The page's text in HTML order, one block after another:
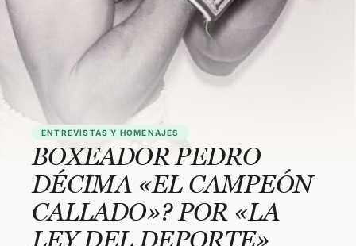
ENTREVISTAS Y HOMENAJES
BOXEADOR PEDRO
DÉCIMA «EL CAMPEÓN
CALLADO»? POR «LA
LEY DEL DEPORTE»